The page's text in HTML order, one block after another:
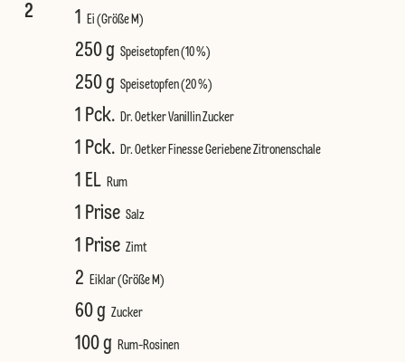
2 1 Ei (Größe M)
250 g Speisetopfen (10 %)
250 g Speisetopfen (20 %)
1 Pck. Dr. Oetker Vanillin Zucker
1 Pck. Dr. Oetker Finesse Geriebene Zitronenschale
1 EL Rum
1 Prise Salz
1 Prise Zimt
2 Eiklar (Größe M)
60 g Zucker
100 g Rum-Rosinen